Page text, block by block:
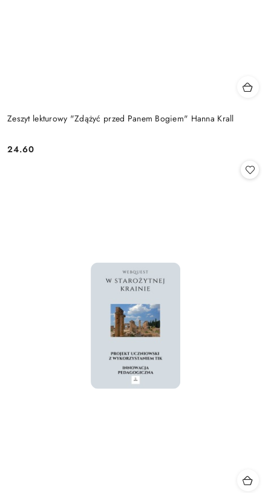
Zeszyt lekturowy "Zdążyć przed Panem Bogiem" Hanna Krall
Cena:
24.60